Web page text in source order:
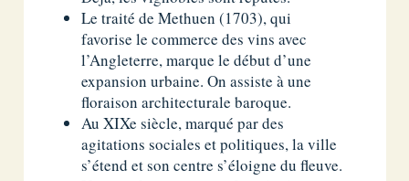
Le traité de Methuen (1703), qui
favorise le commerce des vins avec
l’Angleterre, marque le début d’une
expansion urbaine. On assiste à une
floraison architecturale baroque.
Au XIXe siècle, marqué par des
agitations sociales et politiques, la ville
s’étend et son centre s’éloigne du fleuve.